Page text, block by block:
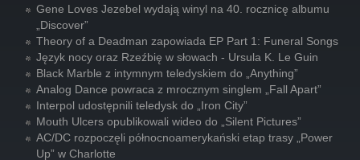
Gene Loves Jezebel wydają winyl na 40. rocznicę albumu
„Discover”
Theory of a Deadman zapowiada EP Part 1: Funeral Songs
Język nocy oraz Rzeźbię w słowach - Ursula K. Le Guin
Black Marble z intymnym teledyskiem do „Anything”
Analog Dance powraca z mrocznym singlem „Fall Apart”
Interpol udostępnili teledysk do „Iron City”
Mouth Ulcers opublikowali wideo do „Silent Pictures”
AC/DC rozpoczęli północnoamerykański etap trasy „Power
Up” w Charlotte